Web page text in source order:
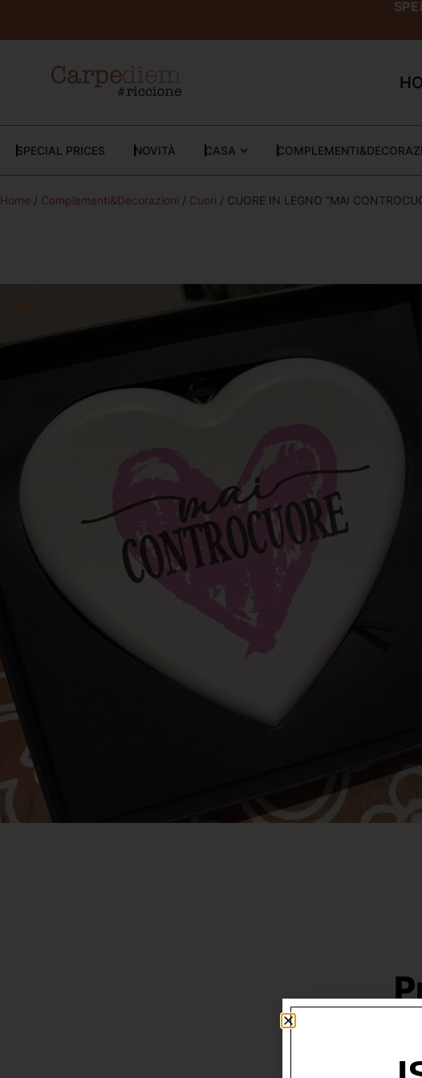
SPECIAL PRICES NOVITÀ CASA
Home / Complementi&Decorazioni / Cuori / CUORE IN LEGNO “MAI